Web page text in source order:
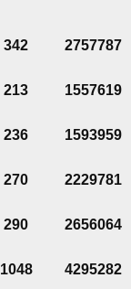
342 2757787
213 1557619
236 1593959
270 2229781
290 2656064
1048 4295282